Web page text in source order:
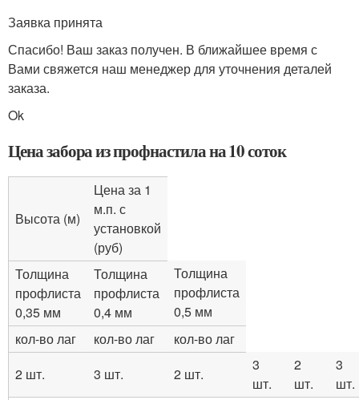
Заявка принята
Спасибо! Ваш заказ получен. В ближайшее время с
Вами свяжется наш менеджер для уточнения деталей
заказа.
Ok
Цена забора из профнастила на 10 соток
Высота (м)
Цена за 1
м.п. с
установкой
(руб)
Толщина
профлиста
0,35 мм
Толщина
профлиста
0,4 мм
Толщина
профлиста
0,5 мм
кол-во лаг
кол-во лаг
кол-во лаг
2 шт.
3 шт. 2 шт.
3
шт.
2
шт.
3
шт.